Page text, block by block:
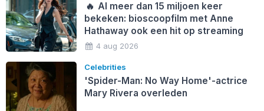
🔥 Al meer dan 15 miljoen keer
bekeken: bioscoopfilm met Anne
Hathaway ook een hit op streaming
4 aug 2026
Celebrities
'Spider-Man: No Way Home'-actrice
Mary Rivera overleden